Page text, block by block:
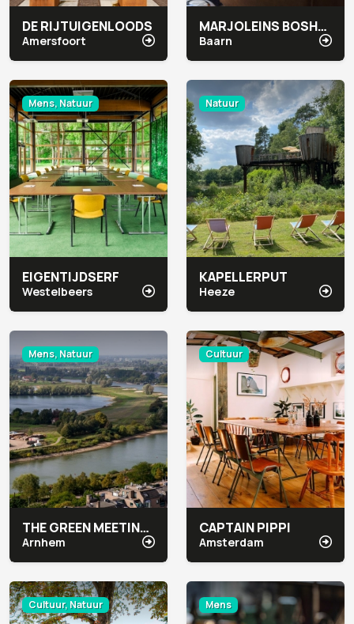
DE RIJTUIGENLOODS
Amersfoort
MARJOLEINS BOSHUIS
Baarn
Mens, Natuur
EIGENTIJDSERF
Westelbeers
Natuur
KAPELLERPUT
Heeze
Mens, Natuur
THE GREEN MEETING CENTER ARNHEM
Arnhem
Cultuur
CAPTAIN PIPPI
Amsterdam
Cultuur, Natuur Mens